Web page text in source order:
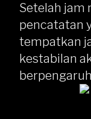
Setelah jam
pencatatan
tempatkan
kestabilan